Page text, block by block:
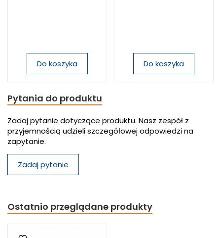
Do koszyka Do koszyka
Pytania do produktu
Zadaj pytanie dotyczące produktu. Nasz zespół z
przyjemnością udzieli szczegółowej odpowiedzi na
zapytanie.
Zadaj pytanie
Ostatnio przeglądane produkty